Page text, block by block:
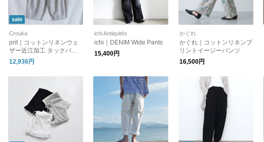
sale
Crouka
prit｜コットンリネンウェ
ザー近江加工 タックバギ
ーパンツ P71607 プリッ
12,936円
ichi Antiquités
ichi｜DENIM Wide Pants
15,400円
かぐれ
かぐれ｜コットンリネンプ
リントイージーパンツ
16,500円